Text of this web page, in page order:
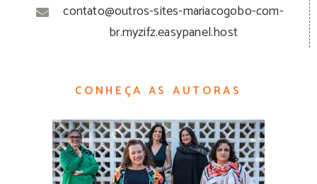
contato@outros-sites-mariacogobo-com-
br.myzifz.easypanel.host
CONHEÇA AS AUTORAS